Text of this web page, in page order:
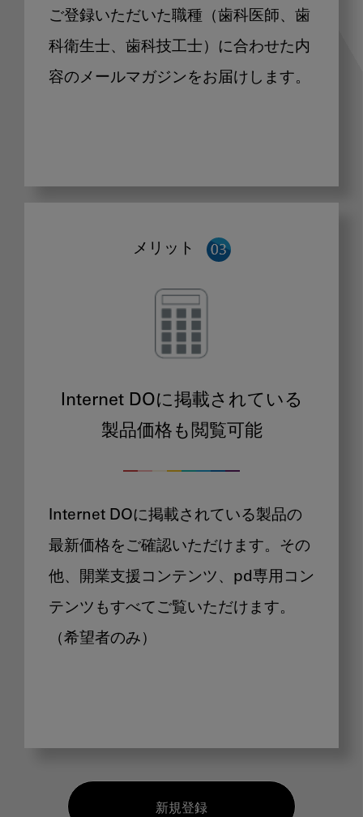
ご登録いただいた職種（歯科医師、歯
科衛生士、歯科技工士）に合わせた内
容のメールマガジンをお届けします。
メリット
Internet DOに掲載されている
製品価格も閲覧可能
Internet DOに掲載されている製品の
最新価格をご確認いただけます。その
他、開業支援コンテンツ、pd専用コン
テンツもすべてご覧いただけます。
（希望者のみ）
新規登録